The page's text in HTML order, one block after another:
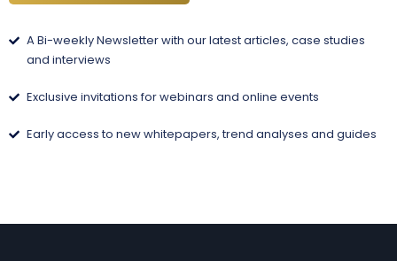
A Bi-weekly Newsletter with our latest articles, case studies
and interviews
Exclusive invitations for webinars and online events
Early access to new whitepapers, trend analyses and guides